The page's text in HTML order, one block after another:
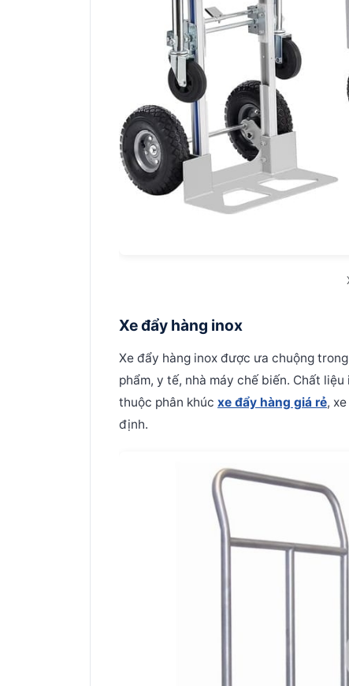
Xe đẩy hàng inox
Xe đẩy hàng inox được ưa chuộng
phẩm, y tế, nhà máy chế biến. Chất
thuộc phân khúc xe đẩy hàng giá rẻ,
định.